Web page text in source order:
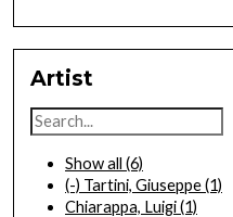
Artist
Show all (6)
(-) Tartini, Giuseppe(1)
Chiarappa, Luigi(1)